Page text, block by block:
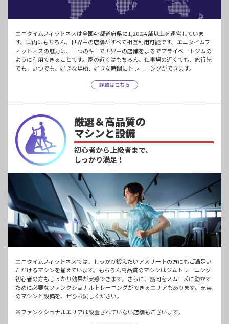
エニタイムフィットネスは全国47都道府県に1,200店舗以上を運営していま
す。国内はもちろん、世界中の店舗がすべて相互利用可能です。エニタイムフ
ィットネスの魅力は、一つのキーで世界中の店舗をまるでプライベートジムの
ように利用できることです。家の近くはもちろん、仕事場の近くでも、旅行先
でも、いつでも、好きな場所、好きな時間にトレーニングができます。
詳細はこちら
厳選＆高品質の
マシンと設備
初心者から上級者まで、
しっかり満足！
エニタイムフィットネスでは、しっかり鍛えたいアスリートの方にもご満足い
ただけるマシンを揃えています。もちろん高品質のマシンはジムトレーニング
初心者の方もしっかり効果が実感できます。さらに、筋肉をスムーズに動かす
ために必要なファンクショナルトレーニングができるエリアもあります。充実
のマシンと設備を、ぜひお試しください。
※ファンクショナルエリアは設置されていない店舗もございます。